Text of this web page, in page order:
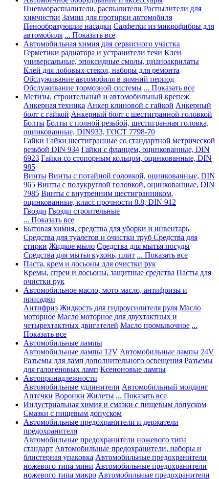
Пневмораспылители, распылители Распылители для
химчистки Замша для протирки автомобиля
Пенообразующие насадки Салфетки из микрофибры для
автомобиля ... Показать все
Автомобильная химия для сервисного участка
Герметики радиатора и устранители течи Клеи
универсальные, эпоксидные смолы, цианоакрилаты
Клей для лобовых стекол, наборы для ремонта
Обслуживание автомобиля в зимний период
Обслуживание тормозной системы ... Показать все
Метизы, строительный и автомобильный крепеж
Анкерная техника Анкер клиновой с гайкой Анкерный
болт с гайкой Анкерный болт с шестигранной головкой
Болты Болты с полной резьбой, шестигранная головка,
оцинкованные, DIN933, ГОСТ 7798-70
Гайки Гайки шестигранные со стандартной метрической
резьбой DIN 934 Гайки с фланцем, оцинкованные, DIN
6923 Гайки со стопорным кольцом, оцинкованные, DIN
985
Винты Винты с потайной головкой, оцинкованные, DIN
965 Винты с полукруглой головкой, оцинкованные, DIN
7985 Винты с внутренним шестигранником,
оцинкованные, класс прочности 8.8, DIN 912
Гвозди Гвозди строительные
... Показать все
Бытовая химия, средства для уборки и инвентарь
Средства для туалетов и очистки труб Средства для
стирки Жидкое мыло Средства для мытья посуды
Средства для мытья кухонь, плит ... Показать все
Паста, крем и лосьоны для очистки рук
Кремы, спреи и лосьоны, защитные средства Пасты для
очистки рук
Автомобильное масло, мото масло, антифризы и
присадки
Антифриз Жидкость для гидроусилителя руля Масло
моторное Масло моторное для двухтактных и
четырехтактных двигателей Масло промывочное ...
Показать все
Автомобильные лампы
Автомобильные лампы 12V Автомобильные лампы 24V
Разъемы для ламп дополнительного освещения Разъемы
для галогеновых ламп Ксеноновые лампы
Автопринадлежности
Автомобильные удлинители Автомобильный молдинг
Аптечки Воронки Жилеты ... Показать все
Индустриальная химия и смазки с пищевым допуском
Смазки с пищевым допуском
Автомобильные предохранители и держатели
предохранителя
Автомобильные предохранители ножевого типа
стандарт Автомобильные предохранители, наборы и
блистерная упаковка Автомобильные предохранители
ножевого типа мини Автомобильные предохранители
ножевого типа микро Автомобильные предохранители